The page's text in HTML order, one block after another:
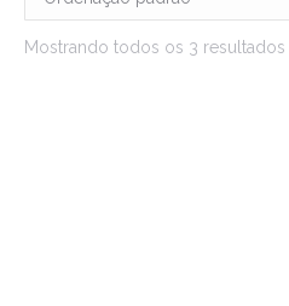
Mostrando todos os 3 resultados